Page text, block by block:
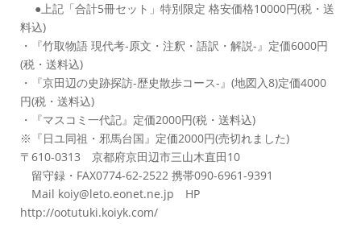
●上記「合計5冊セット」特別限定 格安価格10000円(税・送
料込)
・『竹取物語 現代考-原文・注釈・語訳・解説-』定価6000円
(税・送料込)
・『京田辺の史跡探訪-歴史散歩コース-』(地図入8)定価4000
円(税・送料込)
・『マスコミ一代記』定価2000円(税・送料込)
※『日ユ同祖・邪馬台国』定価2000円(売切れました)
〒610-0313 京都府京田辺市三山木直田10
留守録・FAX0774-62-2522 携帯090-6961-9391
Mail koiy@leto.eonet.ne.jp HP
http://ootutuki.koiyk.com/